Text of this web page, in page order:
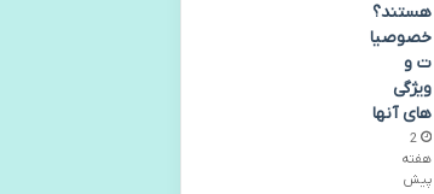
هستند؟
خصوصیا
ت و
ویژگی
های آنها
2
هفته
پیش